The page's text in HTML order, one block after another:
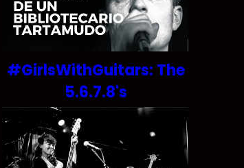
#GirlsWithGuitars: The
5.6.7.8's